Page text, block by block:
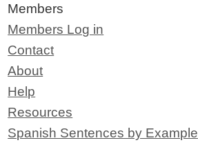
Members
Members Log in
Contact
About
Help
Resources
Spanish Sentences by Example